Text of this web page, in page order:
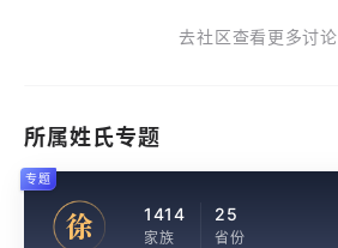
去社区查看更多讨论
所属姓氏专题
徐 1414
家族
25
省份
专题